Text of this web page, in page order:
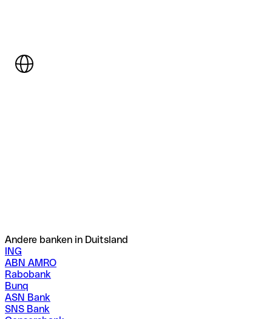
Andere banken in Duitsland
ING
ABN AMRO
Rabobank
Bunq
ASN Bank
SNS Bank